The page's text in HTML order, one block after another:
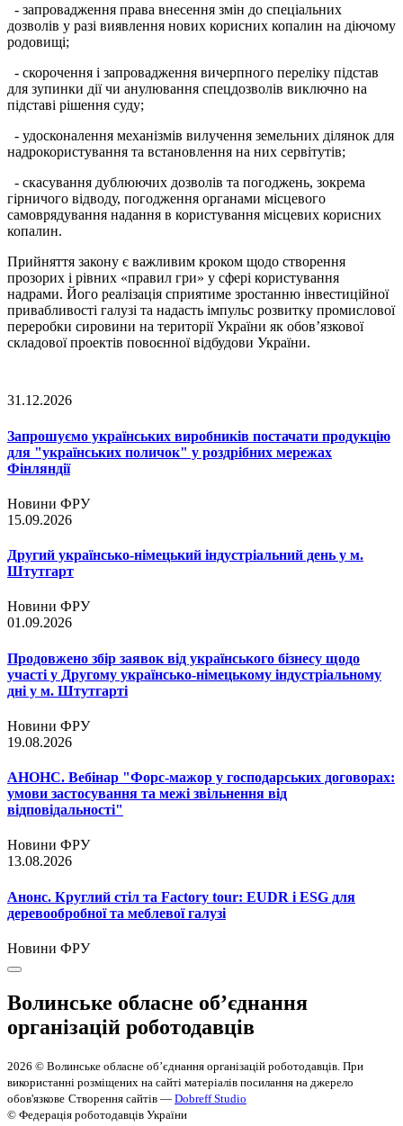
- запровадження права внесення змін до спеціальних
дозволів у разі виявлення нових корисних копалин на діючому
родовищі;
- скорочення і запровадження вичерпного переліку підстав
для зупинки дії чи анулювання спецдозволів виключно на
підставі рішення суду;
- удосконалення механізмів вилучення земельних ділянок для
надрокористування та встановлення на них сервітутів;
- скасування дублюючих дозволів та погоджень, зокрема
гірничого відводу, погодження органами місцевого
самоврядування надання в користування місцевих корисних
копалин.
Прийняття закону є важливим кроком щодо створення
прозорих і рівних «правил гри» у сфері користування
надрами. Його реалізація сприятиме зростанню інвестиційної
привабливості галузі та надасть імпульс розвитку промислової
переробки сировини на території України як обов’язкової
складової проектів повоєнної відбудови України.
31.12.2026
Запрошуємо українських виробників постачати продукцію
для "українських поличок" у роздрібних мережах
Фінляндії
Новини ФРУ
15.09.2026
Другий українсько-німецький індустріальний день у м.
Штутгарт
Новини ФРУ
01.09.2026
Продовжено збір заявок від українського бізнесу щодо
участі у Другому українсько-німецькому індустріальному
дні у м. Штутгарті
Новини ФРУ
19.08.2026
АНОНС. Вебінар "Форс-мажор у господарських договорах:
умови застосування та межі звільнення від
відповідальності"
Новини ФРУ
13.08.2026
Анонс. Круглий стіл та Factory tour: EUDR і ESG для
деревообробної та меблевої галузі
Новини ФРУ
Волинське обласне об’єднання
організацій роботодавців
2026 © Волинське обласне об’єднання організацій роботодавців. При
використанні розміщених на сайті матеріалів посилання на джерело
обов'язкове Створення сайтів — Dobreff Studio
© Федерація роботодавців України